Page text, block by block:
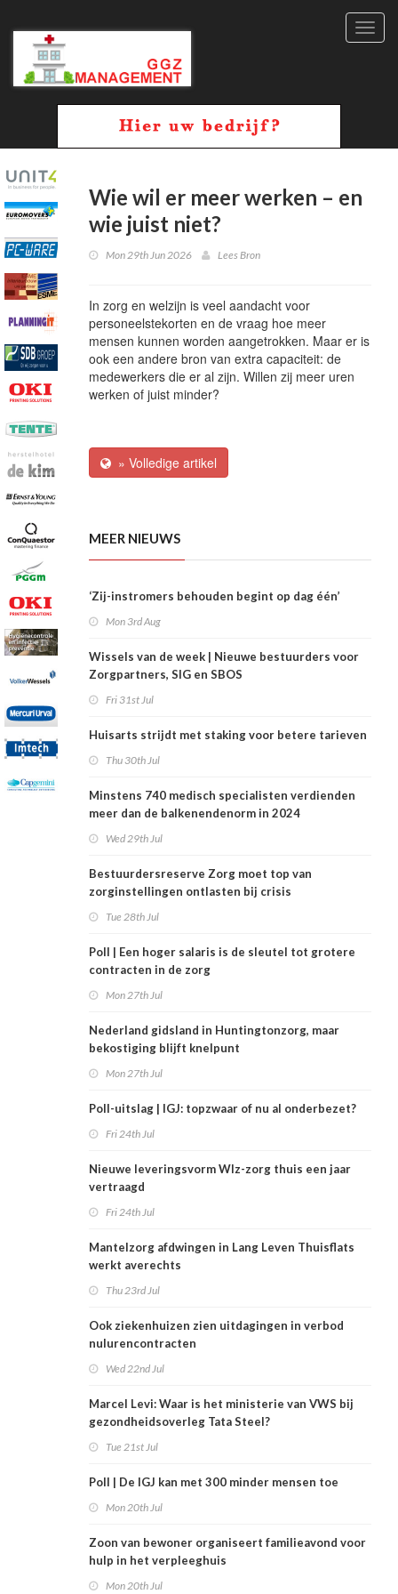
Wie wil er meer werken – en
wie juist niet?
Mon 29th Jun 2026 Lees Bron
In zorg en welzijn is veel aandacht voor
personeelstekorten en de vraag hoe meer
mensen kunnen worden aangetrokken. Maar er is
ook een andere bron van extra capaciteit: de
medewerkers die er al zijn. Willen zij meer uren
werken of juist minder?
» Volledige artikel
MEER NIEUWS
‘Zij-instromers behouden begint op dag één’
Mon 3rd Aug
Wissels van de week | Nieuwe bestuurders voor
Zorgpartners, SIG en SBOS
Fri 31st Jul
Huisarts strijdt met staking voor betere tarieven
Thu 30th Jul
Minstens 740 medisch specialisten verdienden
meer dan de balkenendenorm in 2024
Wed 29th Jul
Bestuurdersreserve Zorg moet top van
zorginstellingen ontlasten bij crisis
Tue 28th Jul
Poll | Een hoger salaris is de sleutel tot grotere
contracten in de zorg
Mon 27th Jul
Nederland gidsland in Huntingtonzorg, maar
bekostiging blijft knelpunt
Mon 27th Jul
Poll-uitslag | IGJ: topzwaar of nu al onderbezet?
Fri 24th Jul
Nieuwe leveringsvorm Wlz-zorg thuis een jaar
vertraagd
Fri 24th Jul
Mantelzorg afdwingen in Lang Leven Thuisflats
werkt averechts
Thu 23rd Jul
Ook ziekenhuizen zien uitdagingen in verbod
nulurencontracten
Wed 22nd Jul
Marcel Levi: Waar is het ministerie van VWS bij
gezondheidsoverleg Tata Steel?
Tue 21st Jul
Poll | De IGJ kan met 300 minder mensen toe
Mon 20th Jul
Zoon van bewoner organiseert familieavond voor
hulp in het verpleeghuis
Mon 20th Jul